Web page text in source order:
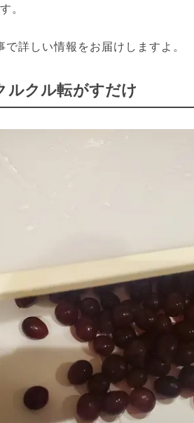
。
詳しい情報をお届けしますよ。
ルクル転がすだけ